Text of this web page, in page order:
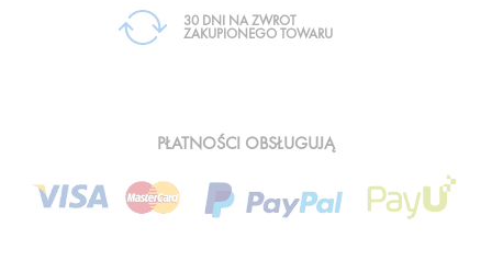
30 DNI NA ZWROT
ZAKUPIONEGO TOWARU
PŁATNOŚCI OBSŁUGUJĄ